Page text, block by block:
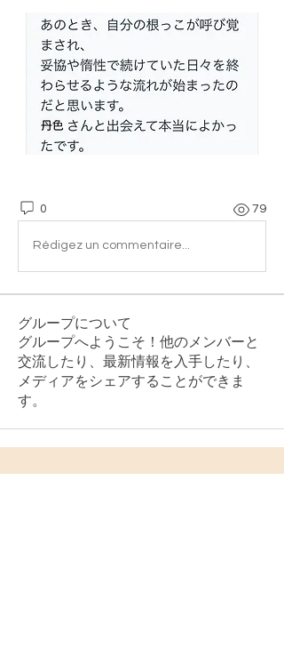
0 79
Rédigez un commentaire...
グループについて
グループへようこそ！他のメンバーと
交流したり、最新情報を入手したり、
メディアをシェアすることができま
す。